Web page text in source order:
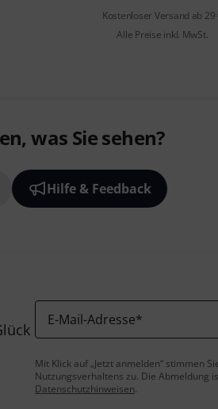
Kostenloser Versand ab 29
Alle Preise inkl. MwSt.
was Sie sehen?
Hilfe & Feedback
E-Mail-Adresse*
Mit Klick auf „Jetzt anmelden“ stimmen
Nutzungsverhaltens zu. Die Abmeldung
Datenschutzhinweisen.